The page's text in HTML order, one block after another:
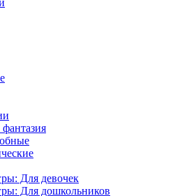
Для девочек
Для дошкольников